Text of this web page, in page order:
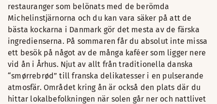
restauranger som belönats med de berömda
Michelinstjärnorna och du kan vara säker på att de
bästa kockarna i Danmark gör det mesta av de färska
ingredienserna. På sommaren får du absolut inte missa
ett besök på något av de många kaféer som ligger nere
vid ån i Århus. Njut av allt från traditionella danska
“smørrebrød” till franska delikatesser i en pulserande
atmosfär. Området kring ån är också den plats där du
hittar lokalbefolkningen när solen går ner och nattlivet